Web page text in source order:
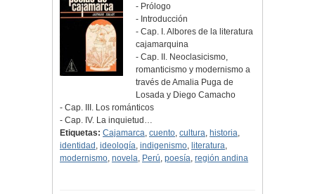
- Prólogo
- Introducción
- Cap. I. Albores de la literatura
cajamarquina
- Cap. II. Neoclasicismo,
romanticismo y modernismo a
través de Amalia Puga de
Losada y Diego Camacho
- Cap. III. Los románticos
- Cap. IV. La inquietud…
Etiquetas: Cajamarca, cuento, cultura, historia,
identidad , ideología, indigenismo, literatura,
modernismo, novela, Perú, poesía, región andina